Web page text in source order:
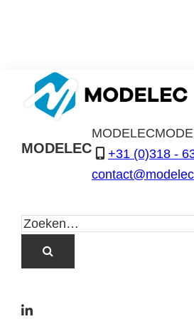
MODELEC
MODELEC
+31 (0)318 -
L